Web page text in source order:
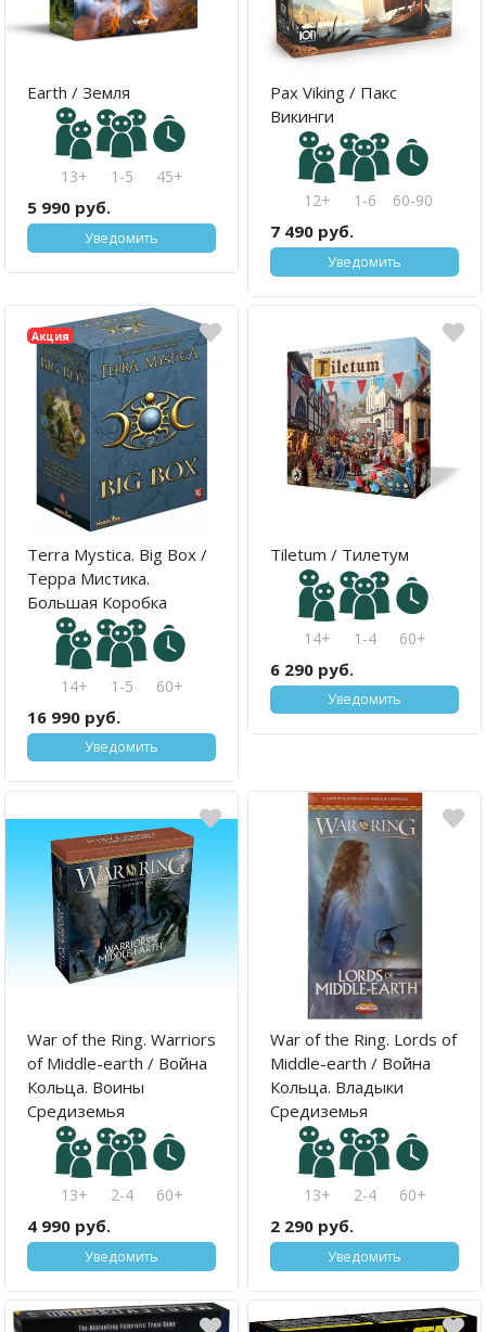
Earth / Земля
13+ 1-5 45+
5 990 руб.
Уведомить
Pax Viking / Пакс
Викинги
12+ 1-6 60-90
7 490 руб.
Уведомить
Акция
Terra Mystica. Big Box /
Терра Мистика.
Большая Коробка
14+ 1-5 60+
16 990 руб.
Уведомить
Tiletum / Тилетум
14+ 1-4 60+
6 290 руб.
Уведомить
War of the Ring. Warriors
of Middle-earth / Война
Кольца. Воины
Средиземья
13+ 2-4 60+
4 990 руб.
Уведомить
War of the Ring. Lords of
Middle-earth / Война
Кольца. Владыки
Средиземья
13+ 2-4 60+
2 290 руб.
Уведомить